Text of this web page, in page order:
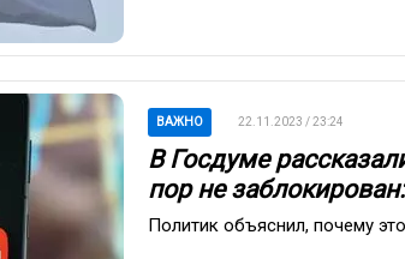
ВАЖНО 22.11.2023 / 23:24
В Госдуме
пор не
Политик объяснил, почему